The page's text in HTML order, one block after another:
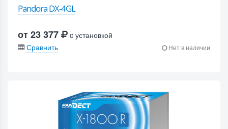
Pandora DX-4GL
от 23 377
c установкой
Сравнить
Нет в наличии